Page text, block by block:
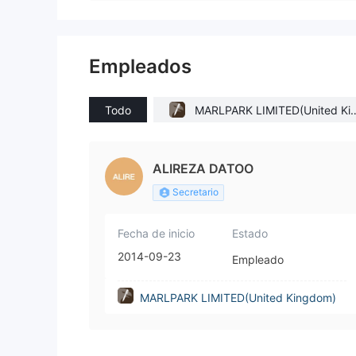
Empleados
Todo
MARLPARK LIMITED(United Kin
ALIREZA DATOO
Secretario
Fecha de inicio
2014-09-23
Estado
Empleado
MARLPARK LIMITED(United Kingdom)